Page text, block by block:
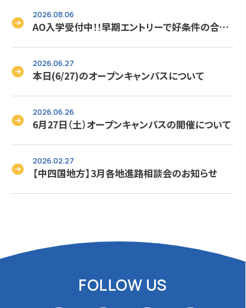
2026.08.06
AO入学受付中！！早期エントリーで好条件の合格
をゲット！！次回は8/18（火）です。
2026.06.27
本日(6/27)のオープンキャンパスについて
2026.06.26
6月27日（土）オープンキャンパスの開催について
2026.02.27
【中四国地方】3月各地進路相談会のお知らせ
FOLLOW US